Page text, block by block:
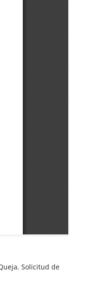
,Solicitud de